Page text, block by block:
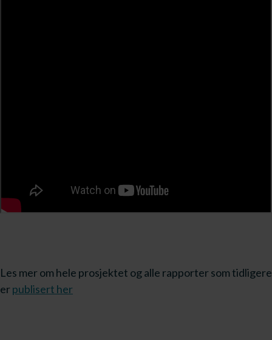
Les mer om hele prosjektet og alle rapporter som tidligere
erpublisert her